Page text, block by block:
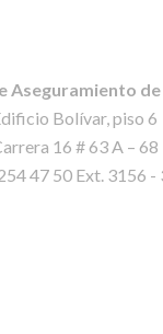
Aseguramiento
Bolívar, piso 6
16 # 63 A – 68
47 50 Ext. 3156 -